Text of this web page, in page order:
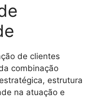
de clientes
combinação
estrutura
na atuação e